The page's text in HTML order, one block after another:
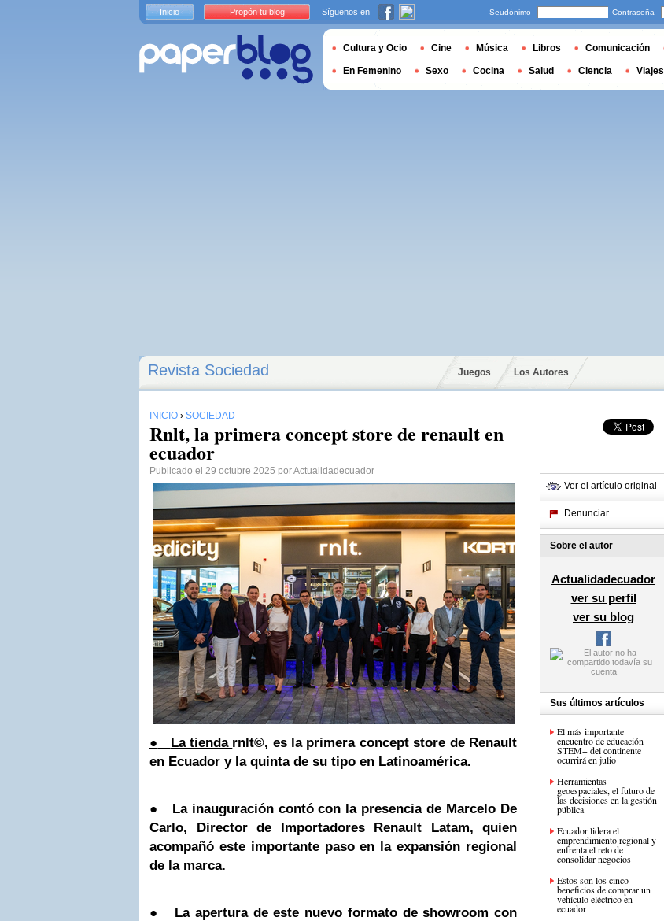
Revista Sociedad Juegos Los Autores
INICIO › SOCIEDAD
Rnlt, la primera concept store de renault en
ecuador
Publicado el 29 octubre 2025 porActualidadecuador
● La tienda rnlt©, es la primera concept store de Renault
en Ecuador y la quinta de su tipo en Latinoamérica.
●
La inauguración contó con la presencia de Marcelo De
Carlo, Director de Importadores Renault Latam, quien
acompañó este importante paso en la expansión regional
de la marca.
●
La apertura de este nuevo formato de showroom con
Ver el artículo original
Denunciar
Sobre el autor
Actualidadecuador
ver su perfil
ver su blog
Sus últimos artículos
El más importante
encuentro de educación
STEM+ del continente
ocurrirá en julio
Herramientas
geoespaciales, el futuro de
las decisiones en la gestión
pública
Ecuador lidera el
emprendimiento regional y
enfrenta el reto de
consolidar negocios
Estos son los cinco
beneficios de comprar un
vehículo eléctrico en
ecuador
Inicio Propón tu blog Síguenos en Seudónimo Contraseña
Cultura y Ocio Cine Música Libros Comunicación
En Femenino Sexo Cocina Salud Ciencia Viajes